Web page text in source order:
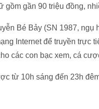
gồm gần 90 triệu đồng,
Bé Bảy (SN 1987,
Internet để truyền trực
các con bạc xem, cá
từ 10h sáng đến 23h